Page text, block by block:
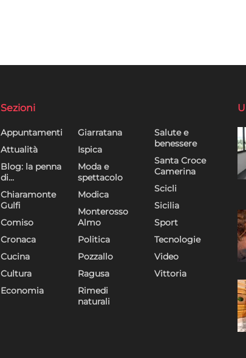
Sezioni
Appuntamenti
Attualità
Blog: la penna
di…
Chiaramonte
Gulfi
Comiso
Cronaca
Cucina
Cultura
Economia
Giarratana
Ispica
Moda e
spettacolo
Modica
Monterosso
Almo
Politica
Pozzallo
Ragusa
Rimedi
naturali
Salute e
benessere
Santa Croce
Camerina
Scicli
Sicilia
Sport
Tecnologie
Video
Vittoria